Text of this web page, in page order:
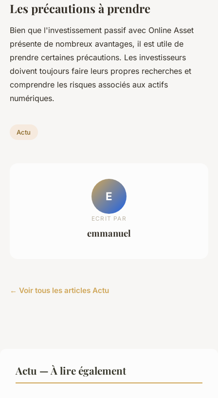
Les précautions à prendre
Bien que l'investissement passif avec Online Asset
présente de nombreux avantages, il est utile de
prendre certaines précautions. Les investisseurs
doivent toujours faire leurs propres recherches et
comprendre les risques associés aux actifs
numériques.
Actu
E
ECRIT PAR
emmanuel
← Voir tous les articles Actu
Actu — À lire également